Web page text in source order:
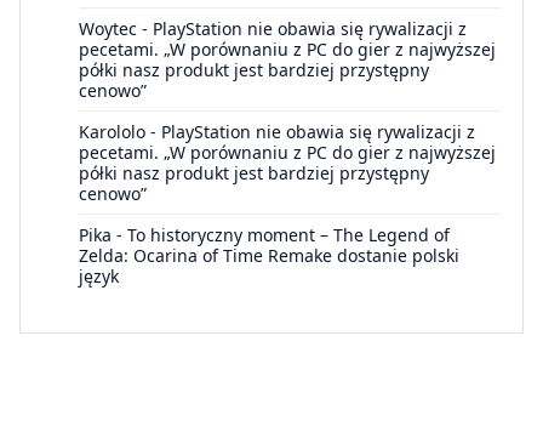
Woytec - PlayStation nie obawia się rywalizacji z
pecetami. „W porównaniu z PC do gier z najwyższej
półki nasz produkt jest bardziej przystępny
cenowo”
Karololo - PlayStation nie obawia się rywalizacji z
pecetami. „W porównaniu z PC do gier z najwyższej
półki nasz produkt jest bardziej przystępny
cenowo”
Pika - To historyczny moment – The Legend of
Zelda: Ocarina of Time Remake dostanie polski
język